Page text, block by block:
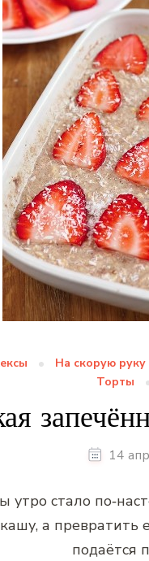
На скорую руку
Торты
14
утро стало
а превратить
подаётся